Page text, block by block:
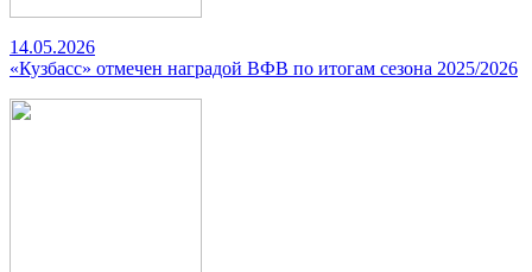
14.05.2026
«Кузбасс» отмечен наградой ВФВ по итогам сезона 2025/2026